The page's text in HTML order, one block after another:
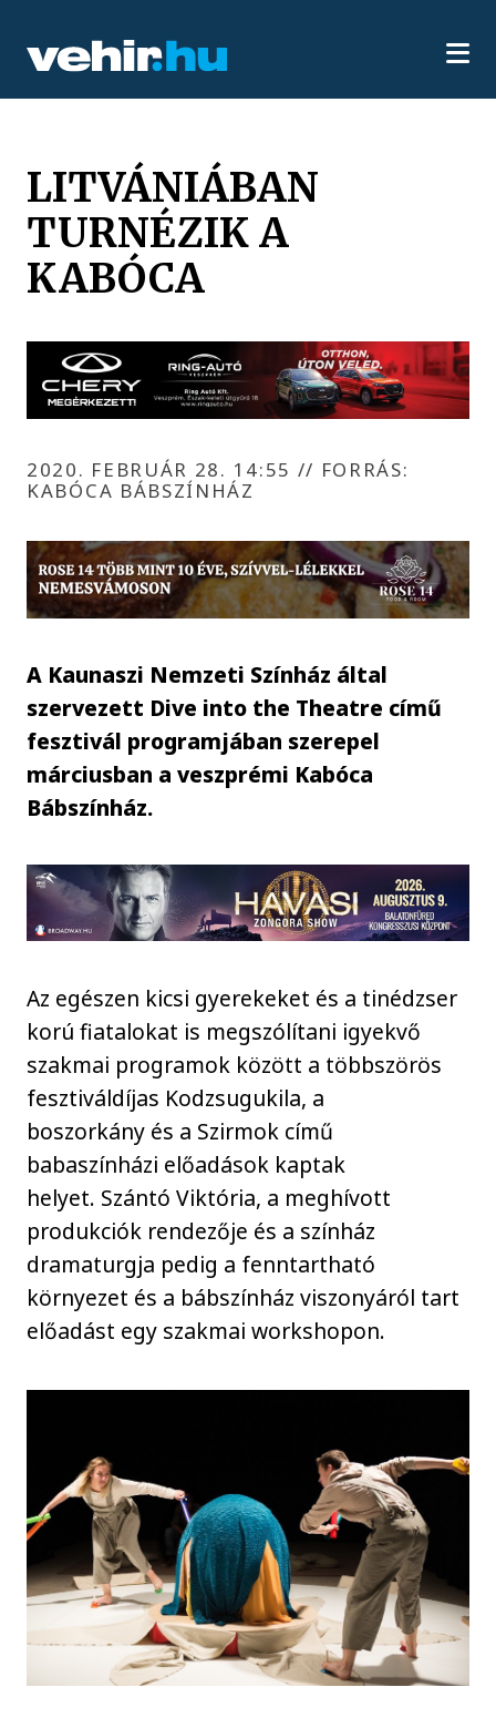
LITVÁNIÁBAN
TURNÉZIK A
KABÓCA
2020. FEBRUÁR 28. 14:55 // FORRÁS:
KABÓCA BÁBSZÍNHÁZ
A Kaunaszi Nemzeti Színház által
szervezett Dive into the Theatre című
fesztivál programjában szerepel
márciusban a veszprémi Kabóca
Bábszínház.
Az egészen kicsi gyerekeket és a tinédzser
korú fiatalokat is megszólítani igyekvő
szakmai programok között a többszörös
fesztiváldíjas Kodzsugukila, a
boszorkány és a Szirmok című
babaszínházi előadások kaptak
helyet. Szántó Viktória, a meghívott
produkciók rendezője és a színház
dramaturgja pedig a fenntartható
környezet és a bábszínház viszonyáról tart
előadást egy szakmai workshopon.